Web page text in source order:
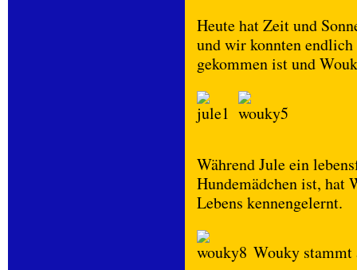
Heute hat Zeit und
und wir konnten
gekommen ist und
Während Jule ein
Hundemädchen ist, hat
Lebens kennengelernt.
Wouky stammt